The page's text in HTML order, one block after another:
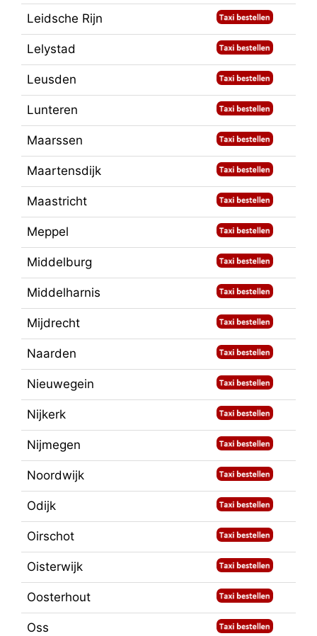
Leidsche Rijn
Lelystad
Leusden
Lunteren
Maarssen
Maartensdijk
Maastricht
Meppel
Middelburg
Middelharnis
Mijdrecht
Naarden
Nieuwegein
Nijkerk
Nijmegen
Noordwijk
Odijk
Oirschot
Oisterwijk
Oosterhout
Oss